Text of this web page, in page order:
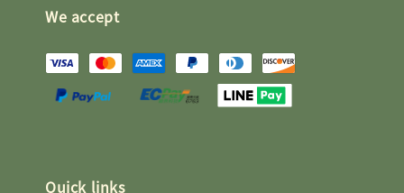
We accept
Quick links